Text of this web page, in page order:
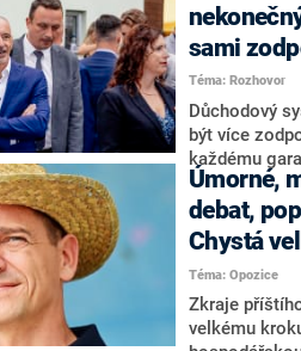
sami
Téma: Rozhovor
Důchodový
být více
každému
Chybí tu
hejtman
Česko Martin
V čele státu
střetem
dodal. Řešení
Úmorné,
debat,
Chystá
Téma: Opozice
Zkraje
velkému